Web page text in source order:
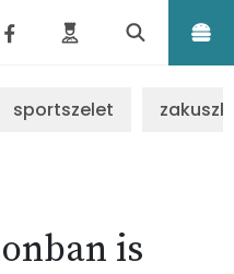
sportszelet
is